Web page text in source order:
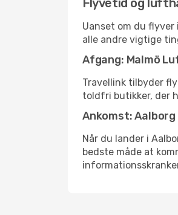
Flyvetid og
Uanset om du
alle andre vigtige
Afgang: Malmö
Travellink tilbyder
toldfri butikker, der
Ankomst:
Når du lander i
bedste måde at